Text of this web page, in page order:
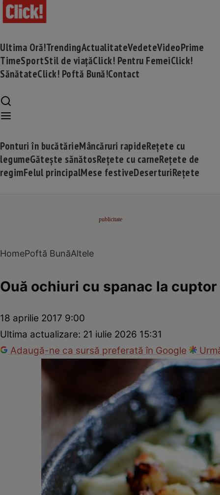
Ultima Oră!TrendingActualitateVedeteVideoPrime
TimeSportStil de viațăClick! Pentru FemeiClick!
SănătateClick! Poftă Bună!Contact
Ponturi în bucătărieMâncăruri rapideRețete cu
legumeGătește sănătosRețete cu carneRețete de
regimFelul principalMese festiveDeserturiRețete
HomePoftă BunăAltele
Ouă ochiuri cu spanac la cuptor
18 aprilie 2017 9:00
Ultima actualizare: 21 iulie 2026 15:31
Adaugă-ne ca sursă preferată în Google